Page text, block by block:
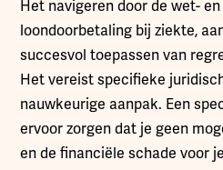
Het navigeren door de wet-
loondoorbetaling bij ziekte,
succesvol toepassen van
Het vereist specifieke
nauwkeurige aanpak. Een
ervoor zorgen dat je geen
en de financiële schade voor